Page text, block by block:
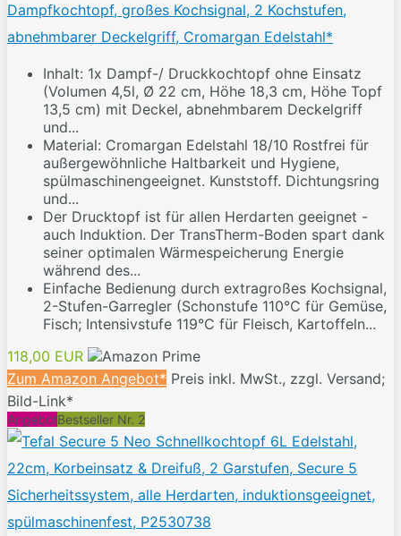
Dampfkochtopf, großes Kochsignal, 2 Kochstufen,
abnehmbarer Deckelgriff, Cromargan Edelstahl*
Inhalt: 1x Dampf-/ Druckkochtopf ohne Einsatz
(Volumen 4,5l, Ø 22 cm, Höhe 18,3 cm, Höhe Topf
13,5 cm) mit Deckel, abnehmbarem Deckelgriff
und...
Material: Cromargan Edelstahl 18/10 Rostfrei für
außergewöhnliche Haltbarkeit und Hygiene,
spülmaschinengeeignet. Kunststoff. Dichtungsring
und...
Der Drucktopf ist für allen Herdarten geeignet -
auch Induktion. Der TransTherm-Boden spart dank
seiner optimalen Wärmespeicherung Energie
während des...
Einfache Bedienung durch extragroßes Kochsignal,
2-Stufen-Garregler (Schonstufe 110°C für Gemüse,
Fisch; Intensivstufe 119°C für Fleisch, Kartoffeln...
118,00 EUR
Zum Amazon Angebot* Preis inkl. MwSt., zzgl. Versand;
Bild-Link*
AngebotBestseller Nr. 2